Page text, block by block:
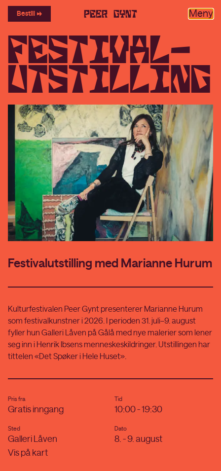
Bestill Meny
Festiva l-
utstil ling
Festivalutstilling med Marianne Hurum
Kulturfestivalen Peer Gynt presenterer Marianne Hurum
som festivalkunstner i 2026. I perioden 31. juli–9. august
fyller hun Galleri Låven på Gålå med nye malerier som lener
seg inn i Henrik Ibsens menneskeskildringer. Utstillingen har
tittelen «Det Spøker i Hele Huset».
Pris fra
Gratis inngang
Tid
10:00 - 19:30
Sted
Galleri Låven
Vis på kart
Dato
8. - 9. august